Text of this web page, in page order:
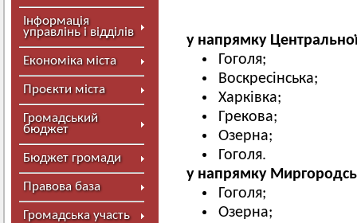
Інформація
управлінь і відділів
Економіка міста
Проєкти міста
Громадський
бюджет
Бюджет громади
Правова база
Громадська участь
у напрямку
Гоголя;
Воскресінська;
Харківка;
Грекова;
Озерна;
Гоголя.
у напрямку
Гоголя;
Озерна;